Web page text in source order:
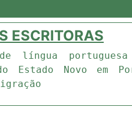
ESCRITORAS
língua
Estado Novo em